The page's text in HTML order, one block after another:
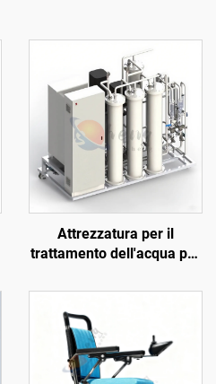
Attrezzatura per il
trattamento dell'acqua per
ai centri dialisi degli
ospedali secondari